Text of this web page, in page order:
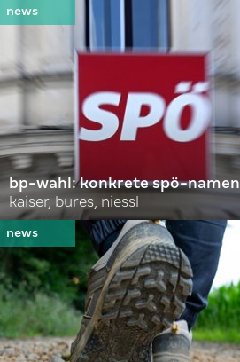
bp-wahl: konkrete spö-namen
kaiser, bures, niessl